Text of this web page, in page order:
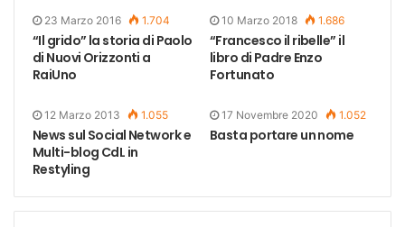
23 Marzo 2016 1.704
“Il grido” la storia di Paolo
di Nuovi Orizzonti a
RaiUno
10 Marzo 2018 1.686
“Francesco il ribelle” il
libro di Padre Enzo
Fortunato
12 Marzo 2013 1.055
News sul Social Network e
Multi-blog CdL in
Restyling
17 Novembre 2020 1.052
Basta portare un nome